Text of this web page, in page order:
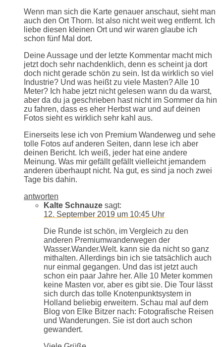
Wenn man sich die Karte genauer anschaut, sieht man
auch den Ort Thorn. Ist also nicht weit weg entfernt. Ich
liebe diesen kleinen Ort und wir waren glaube ich
schon fünf Mal dort.
Deine Aussage und der letzte Kommentar macht mich
jetzt doch sehr nachdenklich, denn es scheint ja dort
doch nicht gerade schön zu sein. Ist da wirklich so viel
Industrie? Und was heißt zu viele Masten? Alle 10
Meter? Ich habe jetzt nicht gelesen wann du da warst,
aber da du ja geschrieben hast nicht im Sommer da hin
zu fahren, dass es eher Herbst war und auf deinen
Fotos sieht es wirklich sehr kahl aus.
Einerseits lese ich von Premium Wanderweg und sehe
tolle Fotos auf anderen Seiten, dann lese ich aber
deinen Bericht. Ich weiß, jeder hat eine andere
Meinung. Was mir gefällt gefällt vielleicht jemandem
anderen überhaupt nicht. Na gut, es sind ja noch zwei
Tage bis dahin.
antworten
Kalte Schnauze sagt:
12. September 2019 um 10:45 Uhr
Die Runde ist schön, im Vergleich zu den
anderen Premiumwanderwegen der
Wasser.Wander.Welt. kann sie da nicht so ganz
mithalten. Allerdings bin ich sie tatsächlich auch
nur einmal gegangen. Und das ist jetzt auch
schon ein paar Jahre her. Alle 10 Meter kommen
keine Masten vor, aber es gibt sie. Die Tour lässt
sich durch das tolle Knotenpunktsystem in
Holland beliebig erweitern. Schau mal auf dem
Blog von Elke Bitzer nach: Fotografische Reisen
und Wanderungen. Sie ist dort auch schon
gewandert.